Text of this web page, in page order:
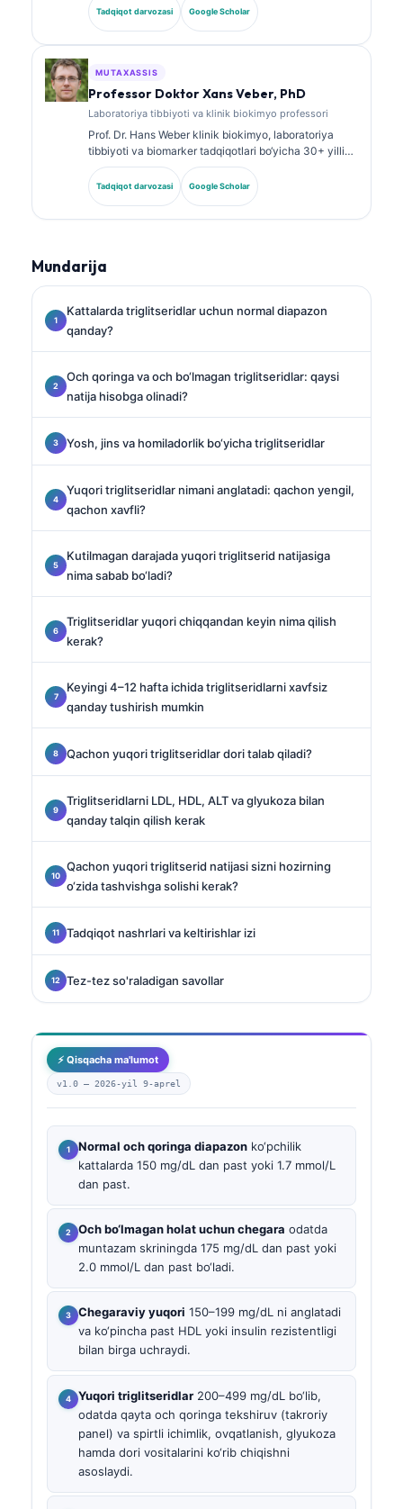
U klinik biokimyo bo‘yicha ixtisoslashtirilgan
sertifikatlarga ega va klinik amaliyotda biomarker
Tadqiqot darvozasi Google Scholar
MUTAXASSIS
Professor Doktor Xans Veber, PhD
Laboratoriya tibbiyoti va klinik biokimyo professori
Prof. Dr. Hans Weber klinik biokimyo, laboratoriya
tibbiyoti va biomarker tadqiqotlari bo‘yicha 30+ yillik
tajribaga ega. Germaniya Klinik biokimyo jamiyatining
sobiq prezidenti bo‘lib, u diagnostik panellar tahlili,
biomarkerlarni standartlashtirish va AI yordamidagi
Tadqiqot darvozasi Google Scholar
Mundarija
Kattalarda triglitseridlar uchun normal diapazon
qanday?
Och qoringa va och bo‘lmagan triglitseridlar: qaysi
natija hisobga olinadi?
Yosh, jins va homiladorlik bo‘yicha triglitseridlar
Yuqori triglitseridlar nimani anglatadi: qachon yengil,
qachon xavfli?
Kutilmagan darajada yuqori triglitserid natijasiga
nima sabab bo‘ladi?
Triglitseridlar yuqori chiqqandan keyin nima qilish
kerak?
Keyingi 4–12 hafta ichida triglitseridlarni xavfsiz
qanday tushirish mumkin
Qachon yuqori triglitseridlar dori talab qiladi?
Triglitseridlarni LDL, HDL, ALT va glyukoza bilan
qanday talqin qilish kerak
Qachon yuqori triglitserid natijasi sizni hozirning
o‘zida tashvishga solishi kerak?
Tadqiqot nashrlari va keltirishlar izi
Tez-tez so'raladigan savollar
⚡ Qisqacha ma'lumot
v1.0 — 2026-yil 9-aprel
Normal och qoringa diapazon ko‘pchilik
kattalarda 150 mg/dL dan past yoki 1.7 mmol/L
dan past.
Och bo‘lmagan holat uchun chegara odatda
muntazam skriningda 175 mg/dL dan past yoki
2.0 mmol/L dan past bo‘ladi.
Chegaraviy yuqori 150–199 mg/dL ni anglatadi
va ko‘pincha past HDL yoki insulin rezistentligi
bilan birga uchraydi.
Yuqori triglitseridlar 200–499 mg/dL bo‘lib,
odatda qayta och qoringa tekshiruv (takroriy
panel) va spirtli ichimlik, ovqatlanish, glyukoza
hamda dori vositalarini ko‘rib chiqishni
asoslaydi.